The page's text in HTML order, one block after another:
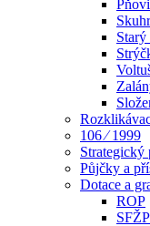
106 ⁄ 1999
Strategický
Půjčky a
Dotace a
ROP
SFŽP